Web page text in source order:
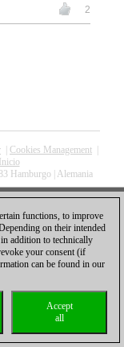
2
Cookies Management
Inicio
Hamburgo | Alemania
functions, to improve
on their intended
addition to technically
your consent (if
can be found in our
Accept
all